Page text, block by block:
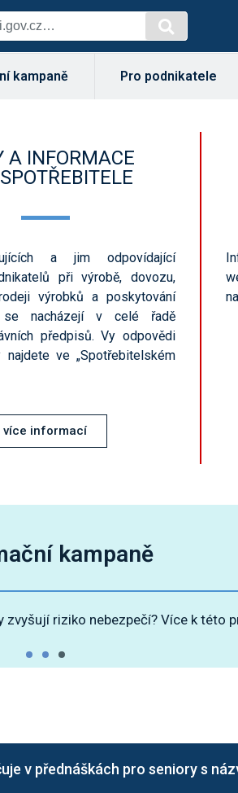
kampaně Pro podnikatele
A INFORMACE
a jim odpovídající
při výrobě, dovozu,
výrobků a poskytování
se nacházejí v celé řadě
předpisů. Vy odpovědi
ve „Spotřebitelském
více informací
kampaně
zvyšují riziko nebezpečí? Více k této
v přednáškách pro seniory s